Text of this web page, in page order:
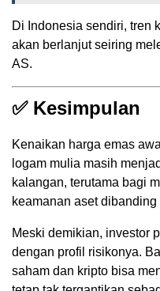
Di Indonesia sendiri, tren
akan berlanjut seiring
AS.
✅ Kesimpulan
Kenaikan harga emas
logam mulia masih
kalangan, terutama bagi
keamanan aset
Meski demikian, investor
dengan profil risikonya.
saham dan kripto bisa